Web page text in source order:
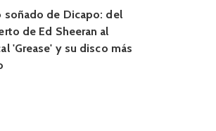
soñado de Dicapo: del
de Ed Sheeran al
'Grease' y su disco más